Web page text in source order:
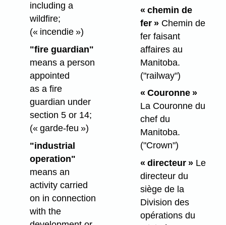
including a
wildfire;
(« incendie »)
"fire guardian"
means a person
appointed
as a fire
guardian under
section 5 or 14;
(« garde-feu »)
"industrial
operation"
means an
activity carried
on in connection
with the
« chemin de
fer »Chemin de
fer faisant
affaires au
Manitoba.
("railway")
« Couronne »
La Couronne du
chef du
Manitoba.
("Crown")
« directeur »Le
directeur du
siège de la
Division des
opérations du